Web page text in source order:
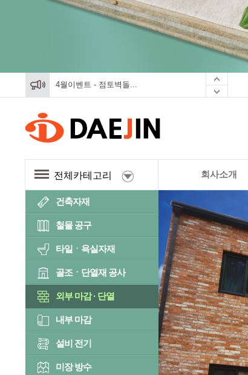
4월이벤트 - 점토벽돌...
전체카테고리 회사소개
건축자재
철물 공구
타일ㆍ욕실자재
골조ㆍ단열재 공사
외부 마감 · 단열
내부 마감
설비 전기
미장 방수